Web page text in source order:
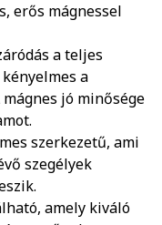
erős mágnessel
a teljes
a
jó minősége
szerkezetű, ami
szegélyek
amely kiváló